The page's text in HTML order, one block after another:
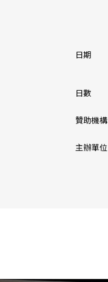
日期
日數
贊助機構
主辦單位